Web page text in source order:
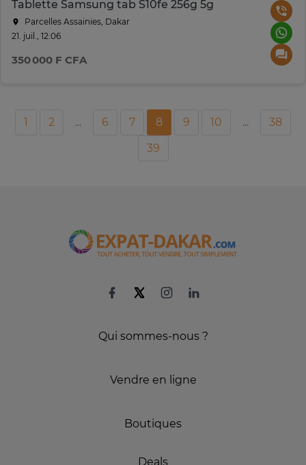
Tablette Samsung tab S10fe 256g 5g
Parcelles Assainies, Dakar
21. juil., 12:06
350 000 F CFA
1 2 ... 6 7 8 9 10 ...
38
39
Qui sommes-nous ?
Vendre en ligne
Boutiques
Deals